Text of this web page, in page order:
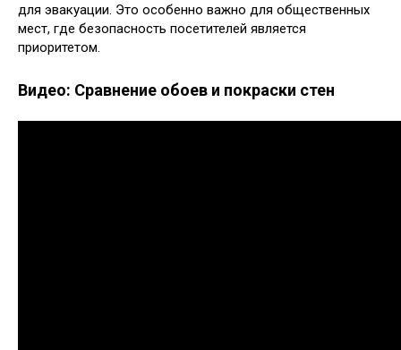
для эвакуации. Это особенно важно для общественных
мест, где безопасность посетителей является
приоритетом.
Видео: Сравнение обоев и покраски стен